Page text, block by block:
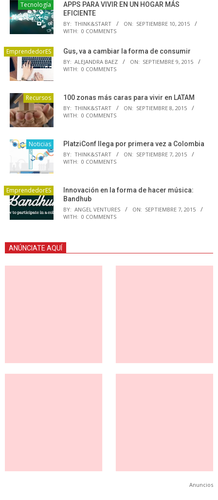
Tecnología
APPS PARA VIVIR EN UN HOGAR MÁS
EFICIENTE
BY: THINK&START ON: SEPTIEMBRE 10, 2015
WITH: 0 COMMENTS
EmprendedorES Gus, va a cambiar la forma de consumir
BY: ALEJANDRA BAEZ ON: SEPTIEMBRE 9, 2015
WITH: 0 COMMENTS
Recursos 100 zonas más caras para vivir en LATAM
BY: THINK&START ON: SEPTIEMBRE 8, 2015
WITH: 0 COMMENTS
Noticias PlatziConf llega por primera vez a Colombia
BY: THINK&START ON: SEPTIEMBRE 7, 2015
WITH: 0 COMMENTS
EmprendedorES
Innovación en la forma de hacer música:
Bandhub
BY: ANGEL VENTURES ON: SEPTIEMBRE 7, 2015
WITH: 0 COMMENTS
ANÚNCIATE AQUÍ
Anuncios